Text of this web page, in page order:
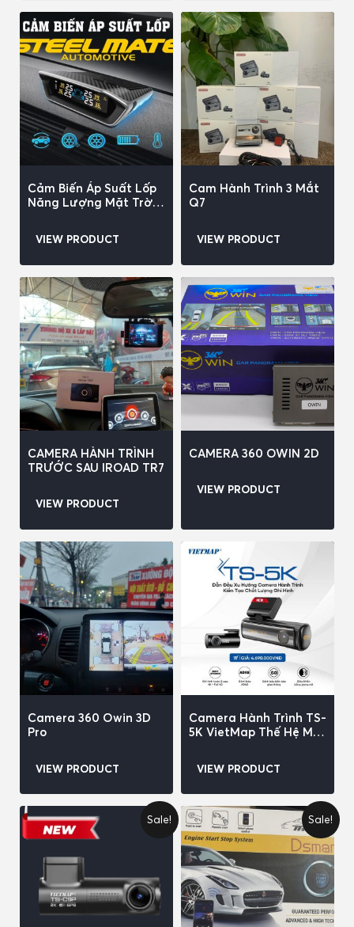
Cảm Biến Áp Suất Lốp
Năng Lượng Mặt Trời
VIEW PRODUCT
Cam Hành Trình 3 Mắt
Q7
VIEW PRODUCT
CAMERA HÀNH TRÌNH
TRƯỚC SAU IROAD TR7
VIEW PRODUCT
CAMERA 360 OWIN 2D
VIEW PRODUCT
Camera 360 Owin 3D
Pro
VIEW PRODUCT
Camera Hành Trình TS-
5K VietMap Thế Hệ Mới
VIEW PRODUCT
Sale! Sale!